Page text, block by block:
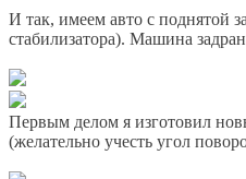
И так, имеем авто с поднятой
стабилизатора). Машина
Первым делом я изготовил
(желательно учесть угол